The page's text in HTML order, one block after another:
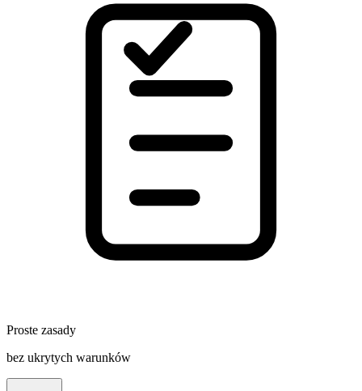
Proste zasady
bez ukrytych warunków